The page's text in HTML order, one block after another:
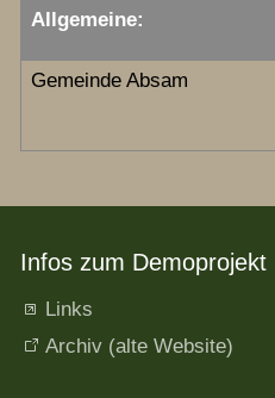
Allgemeine:
Gemeinde Absam
Infos zum Demoprojekt
Links
Archiv (alte Website)